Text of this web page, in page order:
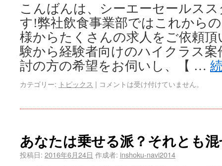
こんばんは、シーエーセールス
す!弊社飲食事業部ではこれから
様からたくさんの求人をご依頼
験から経験者向けのハイクラス
討の方の希望をお伺いし、【 …
カテゴリー: トピックス | コメントは受け付けていません。
あなたは乗せる派？それとも
投稿日: 2016年6月24日 作成者: inshoku-navi2014